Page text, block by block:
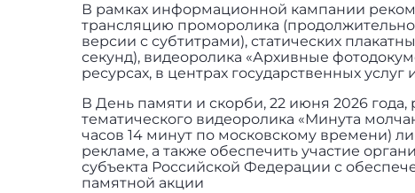
В рамках информационной кампании
трансляцию проморолика
версии с субтитрами), статических
секунд), видеоролика «Архивные
ресурсах, в центрах государственных
В День памяти и скорби, 22 июня 2026
тематического видеоролика «Минута
часов 14 минут по московскому времени)
рекламе, а также обеспечить участие
субъекта Российской Федерации с
памятной акции